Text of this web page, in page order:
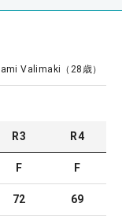
Valimaki （ 28 歳）
R3 R4
F F
72 69